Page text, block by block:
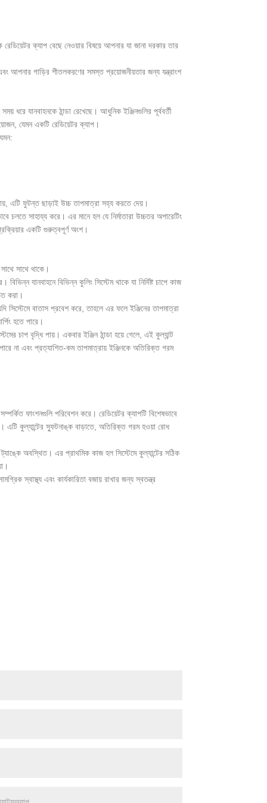
ক্যাপ বেছে নেওয়ার বিষয়ে আপনার যা জানা দরকার তার
আপনার গাড়ির শীতলকরণের সমস্ত প্রয়োজনীয়তার জন্য যন্ত্রাংশ
যানবাহনকে ঠান্ডা রেখেছে। আধুনিক ইঞ্জিনগুলির পূর্ববর্তী
যেমন একটি রেডিয়েটর ক্যাপ।
এটি ফুটন্ত ছাড়াই উচ্চ তাপমাত্রা সহ্য করতে দেয়।
চলতে সাহায্য করে। এর মানে হল যে নির্মাতারা উচ্চতর অপারেটিং
একটি গুরুত্বপূর্ণ অংশ।
সাথে থাকে।
যানবাহনে বিভিন্ন কুলিং সিস্টেম থাকে যা নির্দিষ্ট চাপে কাজ
করা।
সিস্টেমে বাতাস প্রবেশ করে, তাহলে এর ফলে ইঞ্জিনের তাপমাত্রা
হতে পারে।
চাপ বৃদ্ধি পায়। একবার ইঞ্জিন ঠান্ডা হয়ে গেলে, এই কুল্যান্ট
না এবং প্রত্যাশিত-কম তাপমাত্রায় ইঞ্জিনকে অতিরিক্ত গরম
ফাংশনগুলি পরিবেশন করে। রেডিয়েটর ক্যাপটি বিশেষভাবে
এটি কুল্যান্টের স্ফুটনাঙ্ক বাড়াতে, অতিরিক্ত গরম হওয়া রোধ
অবস্থিত। এর প্রাথমিক কাজ হল সিস্টেমে কুল্যান্টের সঠিক
স্বাস্থ্য এবং কার্যকারিতা বজায় রাখার জন্য স্বতন্ত্র